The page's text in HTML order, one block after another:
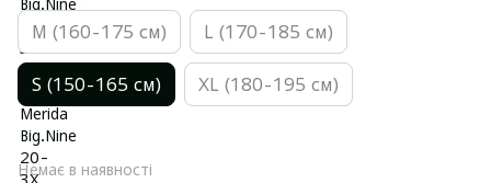
M (160-175 см) L (170-185 см)
S (150-165 см) XL (180-195 см)
Немає в наявності